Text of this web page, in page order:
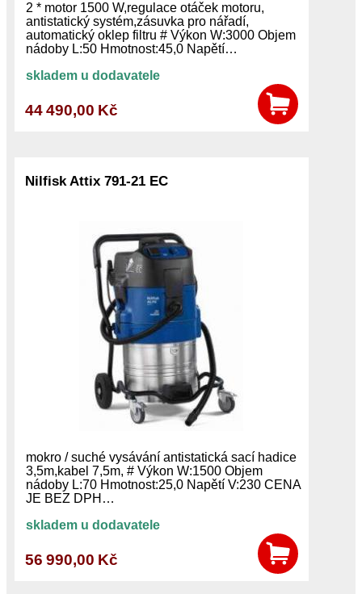
2 * motor 1500 W,regulace otáček motoru,
antistatický systém,zásuvka pro nářadí,
automatický oklep filtru # Výkon W:3000 Objem
nádoby L:50 Hmotnost:45,0 Napětí…
skladem u dodavatele
44 490,00 Kč
Nilfisk Attix 791-21 EC
mokro / suché vysávání antistatická sací hadice
3,5m,kabel 7,5m, # Výkon W:1500 Objem
nádoby L:70 Hmotnost:25,0 Napětí V:230 CENA
JE BEZ DPH…
skladem u dodavatele
56 990,00 Kč